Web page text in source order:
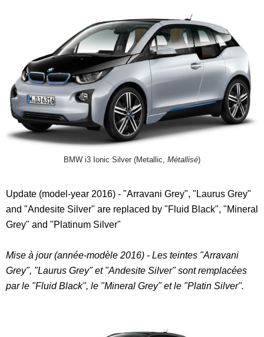
BMW i3 Ionic Silver (Metallic, Métallisé)
Update (model-year 2016) - "Arravani Grey", "Laurus Grey"
and "Andesite Silver" are replaced by "Fluid Black", "Mineral
Grey" and "Platinum Silver"
Mise à jour (année-modèle 2016) - Les teintes "Arravani
Grey", "Laurus Grey" et "Andesite Silver" sont remplacées
par le "Fluid Black", le "Mineral Grey" et le "Platin Silver".